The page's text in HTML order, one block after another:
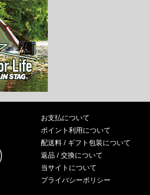
お支払について
ポイント利用について
配送料 / ギフト包装について
返品 / 交換について
当サイトについて
プライバシーポリシー